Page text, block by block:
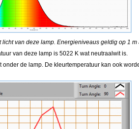
licht van deze lamp. Energieniveaus geldig op 1 m
van deze lamp is 5022 K wat neutraalwit is.
onder de lamp. De kleurtemperatuur kan ook